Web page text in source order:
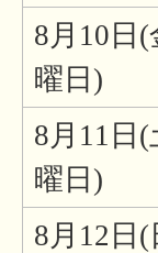
8月10日(
曜日)
8月11日(
曜日)
8月12日(